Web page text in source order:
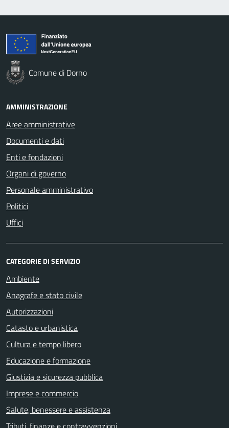
Comune di Dorno
AMMINISTRAZIONE
Aree amministrative
Documenti e dati
Enti e fondazioni
Organi di governo
Personale amministrativo
Politici
Uffici
CATEGORIE DI SERVIZIO
Ambiente
Anagrafe e stato civile
Autorizzazioni
Catasto e urbanistica
Cultura e tempo libero
Educazione e formazione
Giustizia e sicurezza pubblica
Imprese e commercio
Salute, benessere e assistenza